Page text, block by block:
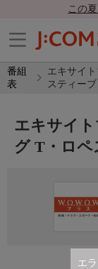
この
番組
表
エキサイ
スティー
エ
エキサイ
グ T・ロペ